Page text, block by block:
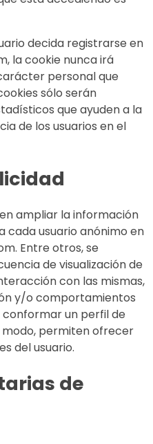
decida registrarse en
la cookie nunca irá
personal que
sólo serán
que ayuden a la
de los usuarios en el
ampliar la información
cada usuario anónimo en
Entre otros, se
de visualización de
con las mismas,
y/o comportamientos
conformar un perfil de
permiten ofrecer
del usuario.
de